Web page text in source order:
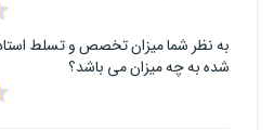
به نظر شما میزان تخصص و تسلط
شده به چه میزان می باشد؟